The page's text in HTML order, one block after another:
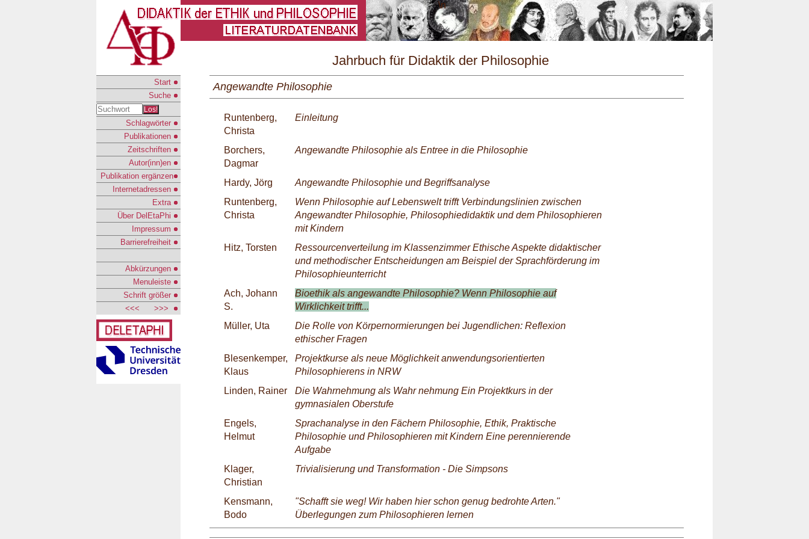
\n
Start
Suche
Los!
Schlagwörter
Publikationen
Zeitschriften
Autor(inn)en
Publikation ergänzen
Internetadressen
Extra
Über DelEtaPhi
Impressum
Barrierefreiheit
Abkürzungen
Menuleiste
Schrift größer
<<<
>>>
Jahrbuch für Didaktik der Philosophie
und Ethik Nr. 1/2012
Angewandte Philosophie
Runtenberg,
Christa
Einleitung
Borchers,
Dagmar
Angewandte Philosophie als Entree in die Philosophie
Hardy, Jörg
Angewandte Philosophie und Begriffsanalyse
Runtenberg,
Christa
Wenn Philosophie auf Lebenswelt trifft Verbindungslinien zwischen
Angewandter Philosophie, Philosophiedidaktik und dem Philosophieren
mit Kindern
Hitz, Torsten
Ressourcenverteilung im Klassenzimmer Ethische Aspekte didaktischer
und methodischer Entscheidungen am Beispiel der Sprachförderung im
Philosophieunterricht
Ach, Johann
S.
Bioethik als angewandte Philosophie? Wenn Philosophie auf
Wirklichkeit trifft...
Müller, Uta
Die Rolle von Körpernormierungen bei Jugendlichen: Reflexion
ethischer Fragen
Blesenkemper,
Klaus
Projektkurse als neue Möglichkeit anwendungsorientierten
Philosophierens in NRW
Linden, Rainer
Die Wahrnehmung als Wahr nehmung Ein Projektkurs in der
gymnasialen Oberstufe
Engels,
Helmut
Sprachanalyse in den Fächern Philosophie, Ethik, Praktische
Philosophie und Philosophieren mit Kindern Eine perennierende
Aufgabe
Klager,
Christian
Trivialisierung und Transformation - Die Simpsons
Kensmann,
Bodo
"Schafft sie weg! Wir haben hier schon genug bedrohte Arten."
Überlegungen zum Philosophieren lernen